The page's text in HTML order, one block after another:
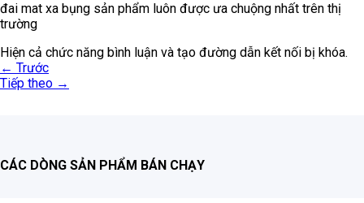
đai mat xa bụng sản phẩm luôn được ưa chuộng nhất trên thị
trường
Hiện cả chức năng bình luận và tạo đường dẫn kết nối bị khóa.
← Trước
Tiếp theo →
CÁC DÒNG SẢN PHẨM BÁN CHẠY